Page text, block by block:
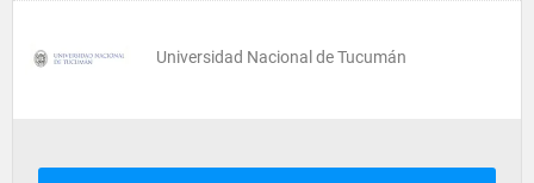
Universidad Nacional de Tucumán